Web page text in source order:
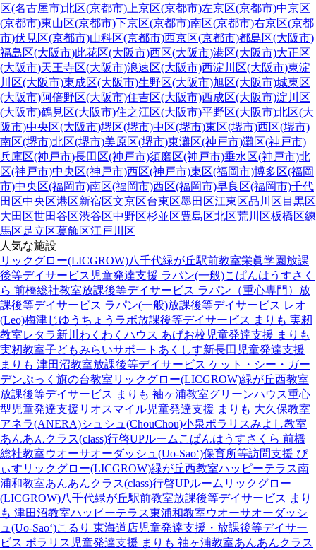
区(名古屋市)北区(京都市) 上京区(京都市)左京区(京都市)中京区
(京都市)東山区(京都市)下京区(京都市)南区(京都市)右京区(京都
市)伏見区(京都市)山科区(京都市)西京区(京都市)都島区(大阪市)
福島区(大阪市)此花区(大阪市)西区(大阪市)港区(大阪市)大正区
(大阪市)天王寺区(大阪市)浪速区(大阪市)西淀川区(大阪市)東淀
川区(大阪市)東成区(大阪市)生野区(大阪市)旭区(大阪市)城東区
(大阪市)阿倍野区(大阪市)住吉区(大阪市)西成区(大阪市)淀川区
(大阪市)鶴見区(大阪市)住之江区(大阪市)平野区(大阪市)北区(大
阪市)中央区(大阪市)堺区(堺市)中区(堺市)東区(堺市)西区(堺市)
南区(堺市)北区(堺市)美原区(堺市)東灘区(神戸市)灘区(神戸市)
兵庫区(神戸市)長田区(神戸市)須磨区(神戸市)垂水区(神戸市)北
区(神戸市)中央区(神戸市)西区(神戸市)東区(福岡市)博多区(福岡
市)中央区(福岡市)南区(福岡市)西区(福岡市)早良区(福岡市)千代
田区中央区港区新宿区文京区台東区墨田区江東区品川区 目黒区
大田区世田谷区渋谷区中野区杉並区豊島区北区荒川区板橋区練
馬区足立区葛飾区江戸川区
人気な施設
リックグロー(LICGROW)八千代緑が丘駅前教室栄眞学園放課
後等デイサービス 児童発達支援 ラパン(一般)こぱんはうすさく
ら 前橋総社教室放課後等デイサービス ラパン（重心専門） 放
課後等デイサービス ラパン(一般)放課後等デイサービス レオ
(Leo)梅津じゆうちょうラボ放課後等デイサービス まりも 実籾
教室レタラ新川 わくわくハウス あげお校 児童発達支援 まりも
実籾教室子どもみらいサポートあくしす新長田 児童発達支援
まりも 津田沼教室放課後等デイサービス ケット・シー・ガー
デンぷっく旗の台教室 リックグロー(LICGROW)緑が丘西教室
放課後等デイサービス まりも 袖ヶ浦教室グリーンハウス重心
型児童発達支援 リオスマイル児童発達支援 まりも 大久保教室
アネラ(ANERA)シュシュ(ChouChou)小泉ポラリスみよし教室
あんあんクラス(class)行啓UPルーム こぱんはうすさくら 前橋
総社教室ウオーサオーダッシュ(Uo-Sao‘)保育所等訪問支援 ぴ
ぃす リックグロー(LICGROW)緑が丘西教室ハッピーテラス南
浦和教室あんあんクラス(class)行啓UPルーム リックグロー
(LICGROW)八千代緑が丘駅前教室放課後等デイサービス まり
も 津田沼教室ハッピーテラス東浦和教室ウオーサオーダッシ
ュ(Uo-Sao‘)こるり 東海道店児童発達支援・放課後等デイサー
ビス ポラリス 児童発達支援 まりも 袖ヶ浦教室あんあんクラス